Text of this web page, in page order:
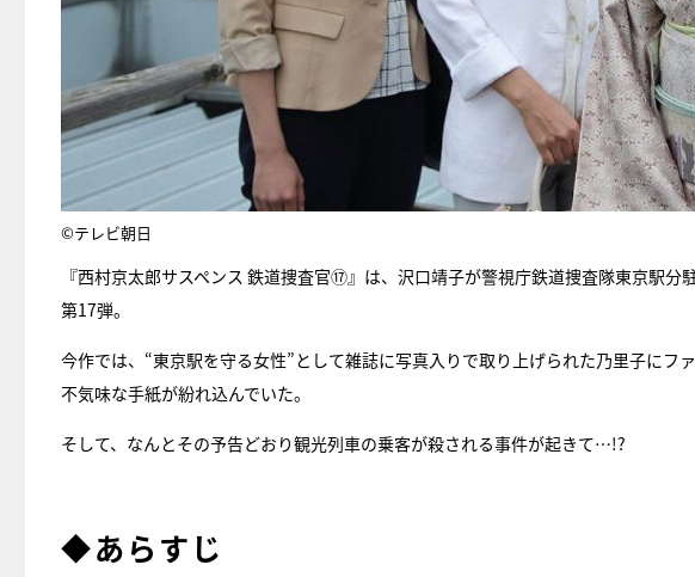
©テレビ朝日
『西村京太郎サスペンス 鉄道捜査官⑰』は、沢口靖子が警視庁鉄道捜査隊東京駅分
第17弾。
今作では、“東京駅を守る女性”として雑誌に写真入りで取り上げられた乃里子にフ
不気味な手紙が紛れ込んでいた。
そして、なんとその予告どおり観光列車の乗客が殺される事件が起きて…!?
◆あらすじ